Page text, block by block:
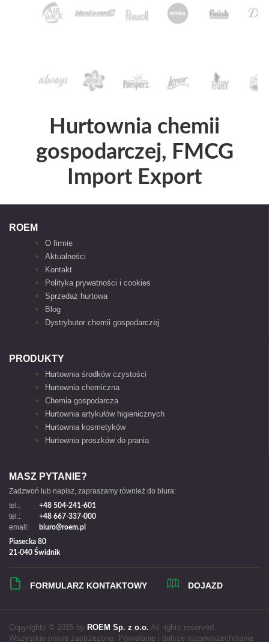
Hurtownia chemii
gospodarczej, FMCG
Import Export
ROEM
O firmie
Aktualności
Kontakt
Polityka prywatności i cookies
Sprzedaż hurtowa
Blog
Dystrybutor chemii gospodarczej
PRODUKTY
Hurtownia środków czystości
Hurtownia chemiczna
Chemia gospodarcza
Hurtownia artykułów higienicznych
Hurtownia kosmetyków
Hurtownia proszków do prania
MASZ PYTANIE?
Zadzwoń lub napisz, zapraszamy również do biura:
tel.:
+48 504-241-601
tel.: +48 667-337-000
email:
biuro@roem.pl
Piasecka 80
21-040 Świdnik
FORMULARZ KONTAKTOWY DOJAZD
Copyrights © 2015 by ROEM Sp. z o.o. All rights reserved.
Wszystkie prawa zastrzeżone. Powielanie i dalsze rozpowszechnianie